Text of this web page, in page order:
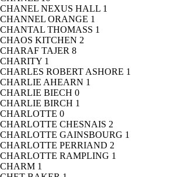
CHANEL NEXUS HALL 1
CHANNEL ORANGE 1
CHANTAL THOMASS 1
CHAOS KITCHEN 2
CHARAF TAJER 8
CHARITY 1
CHARLES ROBERT ASHORE 1
CHARLIE AHEARN 1
CHARLIE BIECH 0
CHARLIE BIRCH 1
CHARLOTTE 0
CHARLOTTE CHESNAIS 2
CHARLOTTE GAINSBOURG 1
CHARLOTTE PERRIAND 2
CHARLOTTE RAMPLING 1
CHARM 1